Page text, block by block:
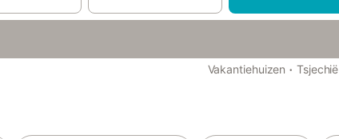
Vakantiehuizen · Tsjechië